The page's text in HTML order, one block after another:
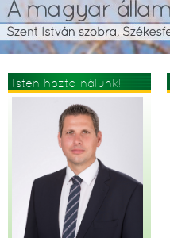
Isten hozta nálunk!